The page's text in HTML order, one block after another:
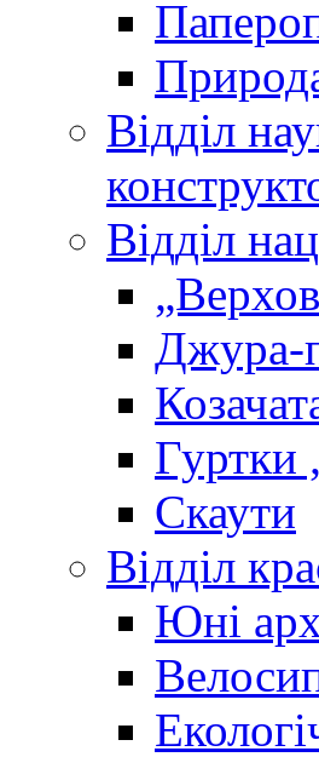
Відділ
Відділ
Джура-
Гуртки
Скаути
Відділ
Юні